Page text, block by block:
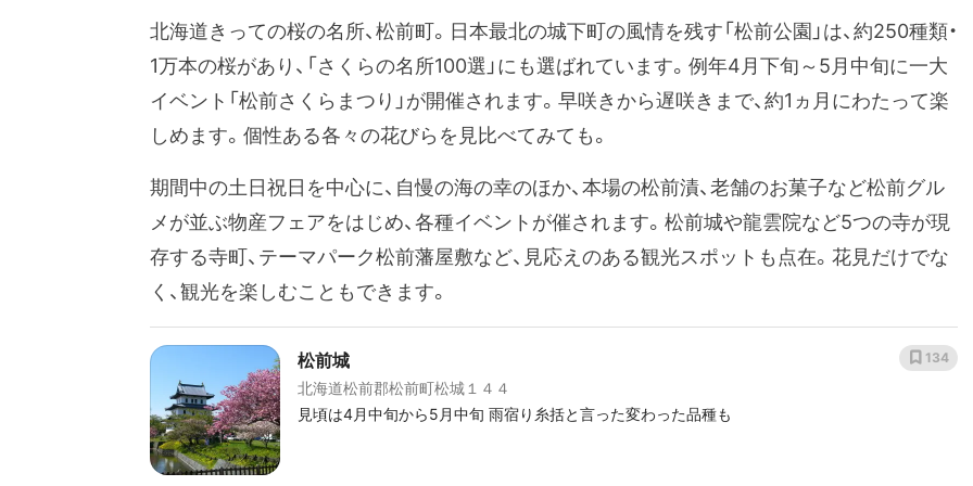
北海道きっての桜の名所、松前町。日本最北の城下町の風情を残す「松前公園」は、約250種類・
1万本の桜があり、「さくらの名所100選」にも選ばれています。例年4月下旬～5月中旬に一大
イベント「松前さくらまつり」が開催されます。早咲きから遅咲きまで、約1ヵ月にわたって楽
しめます。個性ある各々の花びらを見比べてみても。
期間中の土日祝日を中心に、自慢の海の幸のほか、本場の松前漬、老舗のお菓子など松前グル
メが並ぶ物産フェアをはじめ、各種イベントが催されます。松前城や龍雲院など5つの寺が現
存する寺町、テーマパーク松前藩屋敷など、見応えのある観光スポットも点在。花見だけでな
く、観光を楽しむこともできます。
松前城
北海道松前郡松前町松城１４４
見頃は4月中旬から5月中旬 雨宿り糸括と言った変わった品種も￼
134